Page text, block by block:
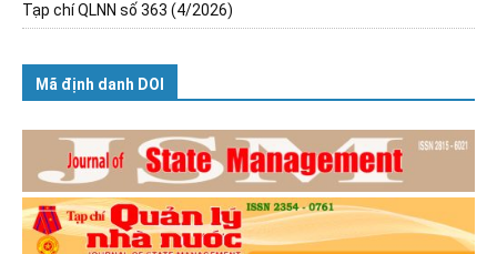
Tạp chí QLNN số 363 (4/2026)
Mã định danh DOI